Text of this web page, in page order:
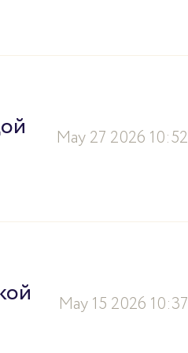
May 27 2026 10:52
May 15 2026 10:37